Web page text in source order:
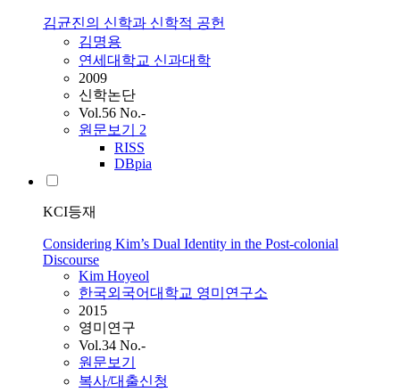
김균진의 신학과 신학적 공헌
김명용
연세대학교 신과대학
2009
신학논단
Vol.56 No.-
원문보기 2
RISS
DBpia
KCI등재
Considering Kim’s Dual Identity in the Post-colonial
Discourse
Kim Hoyeol
한국외국어대학교 영미연구소
2015
영미연구
Vol.34 No.-
원문보기
복사/대출신청